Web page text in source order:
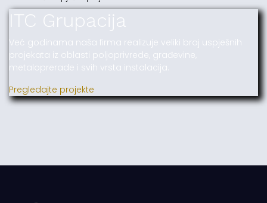
ITC Grupacija
Već godinama naša firma realizuje veliki broj uspješnih
projekata iz oblasti poljoprivrede, građevine,
metaloprerade i svih vrsta instalacija.
Pregledajte projekte